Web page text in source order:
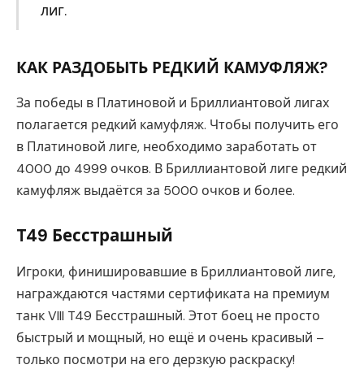
лиг.
КАК РАЗДОБЫТЬ РЕДКИЙ КАМУФЛЯЖ?
За победы в Платиновой и Бриллиантовой лигах
полагается редкий камуфляж. Чтобы получить его
в Платиновой лиге, необходимо заработать от
4000 до 4999 очков. В Бриллиантовой лиге редкий
камуфляж выдаётся за 5000 очков и более.
T49 Бесстрашный
Игроки, финишировавшие в Бриллиантовой лиге,
награждаются частями сертификата на премиум
танк VIII T49 Бесстрашный. Этот боец не просто
быстрый и мощный, но ещё и очень красивый –
только посмотри на его дерзкую раскраску!